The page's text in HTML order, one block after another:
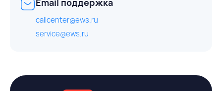
Email поддержка
callcenter@ews.ru
service@ews.ru